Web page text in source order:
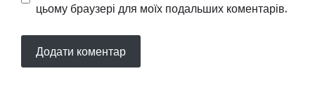
цьому браузері для моїх подальших коментарів.